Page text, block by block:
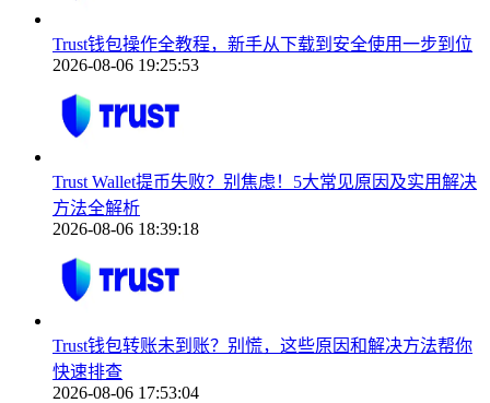
Trust钱包操作全教程，新手从下载到安全使用一步到位
2026-08-06 19:25:53
Trust Wallet提币失败？别焦虑！5大常见原因及实用解决
方法全解析
2026-08-06 18:39:18
Trust钱包转账未到账？别慌，这些原因和解决方法帮你
快速排查
2026-08-06 17:53:04